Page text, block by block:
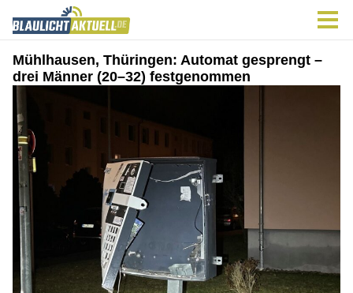
Mühlhausen, Thüringen: Automat gesprengt –
drei Männer (20–32) festgenommen